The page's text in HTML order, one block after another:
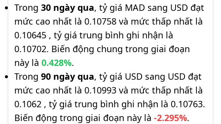
Trong 30 ngày qua, tỷ giá MAD sang USD đạt
mức cao nhất là 0.10758 và mức thấp nhất là
0.10645 , tỷ giá trung bình ghi nhận là
0.10702. Biến động chung trong giai đoạn
này là 0.428%.
Trong 90 ngày qua, tỷ giá USD sang USD đạt
mức cao nhất là 0.10993 và mức thấp nhất là
0.1062 , tỷ giá trung bình ghi nhận là 0.10763.
Biến động trong giai đoạn này là -2.295%.